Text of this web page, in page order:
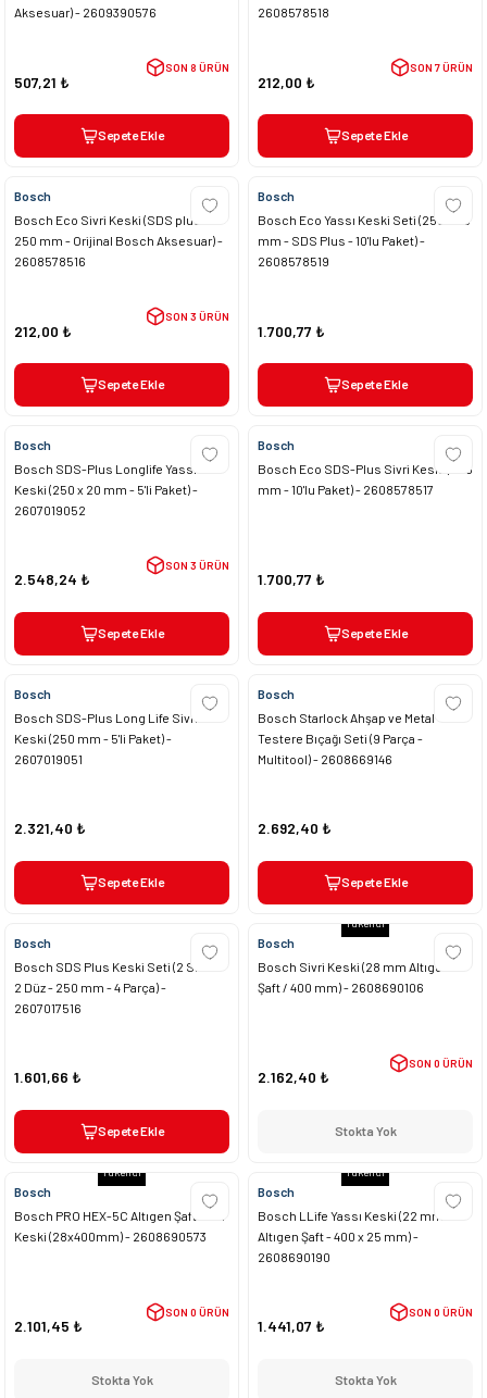
Aksesuar) - 2609390576
507,21 ₺
SON 8 ÜRÜN
Sepete Ekle
2608578518
212,00 ₺
SON 7 ÜRÜN
Sepete Ekle
Bosch
Bosch Eco Sivri Keski (SDS plus -
250 mm - Orijinal Bosch Aksesuar) -
2608578516
212,00 ₺
SON 3 ÜRÜN
Sepete Ekle
Bosch
Bosch Eco Yassı Keski Seti (250 x 20
mm - SDS Plus - 10'lu Paket) -
2608578519
1.700,77 ₺
Sepete Ekle
Bosch
Bosch SDS-Plus Longlife Yassı
Keski (250 x 20 mm - 5'li Paket) -
2607019052
2.548,24 ₺
SON 3 ÜRÜN
Sepete Ekle
Bosch
Bosch Eco SDS-Plus Sivri Keski (250
mm - 10'lu Paket) - 2608578517
1.700,77 ₺
Sepete Ekle
Bosch
Bosch SDS-Plus Long Life Sivri
Keski (250 mm - 5'li Paket) -
2607019051
2.321,40 ₺
Sepete Ekle
Bosch
Bosch Starlock Ahşap ve Metal
Testere Bıçağı Seti (9 Parça -
Multitool) - 2608669146
2.692,40 ₺
Sepete Ekle
Bosch
Bosch SDS Plus Keski Seti (2 Sivri +
2 Düz - 250 mm - 4 Parça) -
2607017516
1.601,66 ₺
Sepete Ekle
Tükendi
Bosch
Bosch Sivri Keski (28 mm Altıgen
Şaft / 400 mm) - 2608690106
2.162,40 ₺
SON 0 ÜRÜN
Stokta Yok
Tükendi
Bosch
Bosch PRO HEX-5C Altıgen Şaft Sivri
Keski (28x400mm) - 2608690573
2.101,45 ₺
SON 0 ÜRÜN
Stokta Yok
Tükendi
Bosch
Bosch LLife Yassı Keski (22 mm
Altıgen Şaft - 400 x 25 mm) -
2608690190
1.441,07 ₺
SON 0 ÜRÜN
Stokta Yok